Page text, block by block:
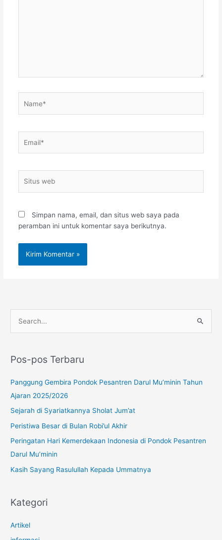
web
Simpan nama, email, dan situs web saya pada
peramban ini untuk komentar saya berikutnya.
i
k
:
Pos-pos Terbaru
Panggung Gembira Pondok Pesantren Darul Mu’minin Tahun
Ajaran 2025/2026
Sejarah di Syariatkannya Sholat Jum’at
Peristiwa Besar di Bulan Robi’ul Akhir
Peringatan Hari Kemerdekaan Indonesia di Pondok Pesantren
Darul Mu’minin
Kasih Sayang Rasulullah Kepada Ummatnya
Kategori
Artikel
InstagramYouTube WhatsApp